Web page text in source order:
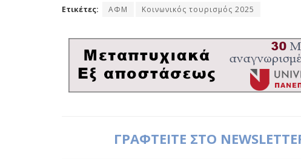
Ετικέτες: ΑΦΜ Κοινωνικός τουρισμός 2025
ΓΡΑΦΤΕΙΤΕ ΣΤΟ